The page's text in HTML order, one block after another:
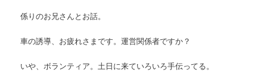
係りのお兄さんとお話。
車の誘導、お疲れさまです。運営関係者ですか？
いや、ボランティア。土日に来ていろいろ手伝ってる。